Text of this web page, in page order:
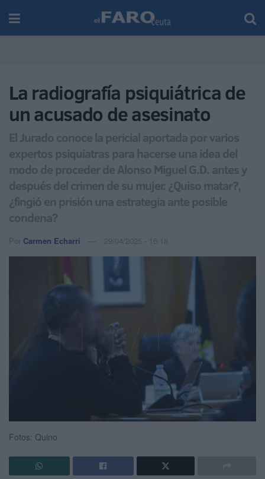
La radiografía psiquiátrica de
un acusado de asesinato
El Jurado conoce la pericial aportada por varios
expertos psiquiatras para hacerse una idea del
modo de proceder de Alonso Miguel G.D. antes y
después del crimen de su mujer. ¿Quiso matar?,
¿fingió en prisión una estrategia ante posible
condena?
Por Carmen Echarri 29/04/2025 - 16:18
Fotos: Quino